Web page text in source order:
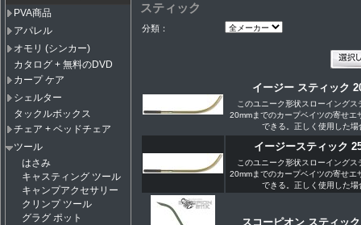
PVA商品
アパレル
オモリ (シンカー)
カタログ + 無料のDVD
カープ ケア
シェルター
タックルボックス
チェア + ベッドチェア
ツール
はさみ
キャスティング ツール
キャンプアクセサリー
クリンプ ツール
グラグ ポット
スティック
分類：
イージー スティック
このユニーク形状スローイングス
20mmまでのカープベイツの寄せエ
できる。正しく使用した場
イージースティック
このユニーク形状スローイングス
20mmまでのカープベイツの寄せエ
できる。正しく使用した場
スコーピオン スティッ